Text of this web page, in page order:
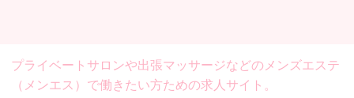
プライベートサロンや出張マッサージなどの メンズエステ
（メンエス）で働きたい方ための求人サイト。